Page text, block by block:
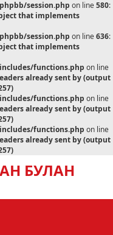
session.php on line580:
that implements
session.php on line636:
that implements
functions.php on line
already sent by (output
functions.php on line
already sent by (output
functions.php on line
already sent by (output
БУЛАН